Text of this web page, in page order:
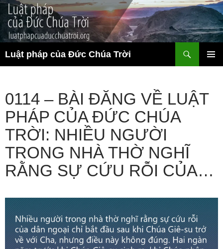
Chuyển
đến
nội
dung
Luật pháp của Đức Chúa Trời
kiếm
0114 – BÀI ĐĂNG VỀ LUẬT
PHÁP CỦA ĐỨC CHÚA
TRỜI: NHIỀU NGƯỜI
TRONG NHÀ THỜ NGHĨ
RẰNG SỰ CỨU RỖI CỦA…